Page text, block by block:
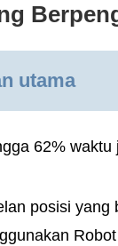
utama
62%
posisi